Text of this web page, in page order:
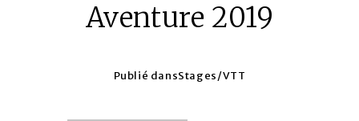
Aventure 2019
Publié dansStages/VTT